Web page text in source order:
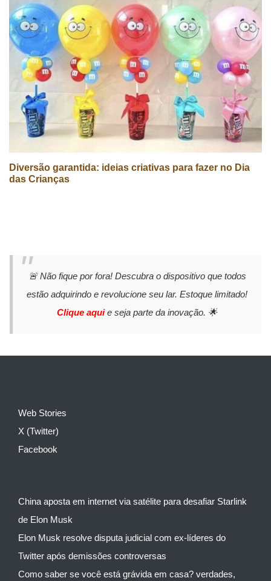
Diversão garantida: ideias criativas para fazer no Dia
das Crianças
🚨 Não fique por fora! Descubra o dispositivo que todos
estão adquirindo e revolucione seu lar. Estoque limitado!
Clique aquie seja parte da inovação. 🌟
Web Stories
X (Twitter)
Facebook
China aposta em internet via satélite para desafiar Starlink
de Elon Musk
Elon Musk resolve disputa judicial com ex-líderes do
Twitter após demissões controversas
Como saber se você está grávida em casa? verdades,